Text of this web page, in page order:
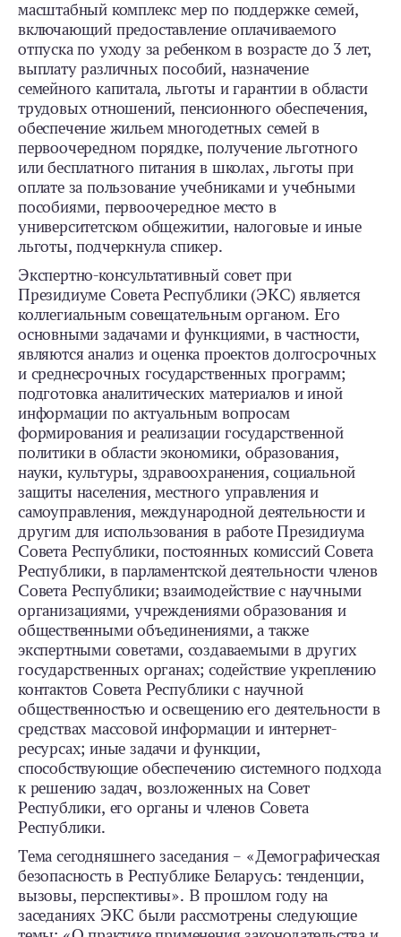
масштабный комплекс мер по поддержке семей,
включающий предоставление оплачиваемого
отпуска по уходу за ребенком в возрасте до 3 лет,
выплату различных пособий, назначение
семейного капитала, льготы и гарантии в области
трудовых отношений, пенсионного обеспечения,
обеспечение жильем многодетных семей в
первоочередном порядке, получение льготного
или бесплатного питания в школах, льготы при
оплате за пользование учебниками и учебными
пособиями, первоочередное место в
университетском общежитии, налоговые и иные
льготы, подчеркнула спикер.
Экспертно-консультативный совет при
Президиуме Совета Республики (ЭКС) является
коллегиальным совещательным органом. Его
основными задачами и функциями, в частности,
являются анализ и оценка проектов долгосрочных
и среднесрочных государственных программ;
подготовка аналитических материалов и иной
информации по актуальным вопросам
формирования и реализации государственной
политики в области экономики, образования,
науки, культуры, здравоохранения, социальной
защиты населения, местного управления и
самоуправления, международной деятельности и
другим для использования в работе Президиума
Совета Республики, постоянных комиссий Совета
Республики, в парламентской деятельности членов
Совета Республики; взаимодействие с научными
организациями, учреждениями образования и
общественными объединениями, а также
экспертными советами, создаваемыми в других
государственных органах; содействие укреплению
контактов Совета Республики с научной
общественностью и освещению его деятельности в
средствах массовой информации и интернет-
ресурсах; иные задачи и функции,
способствующие обеспечению системного подхода
к решению задач, возложенных на Совет
Республики, его органы и членов Совета
Республики.
Тема сегодняшнего заседания – «Демографическая
безопасность в Республике Беларусь: тенденции,
вызовы, перспективы». В прошлом году на
заседаниях ЭКС были рассмотрены следующие